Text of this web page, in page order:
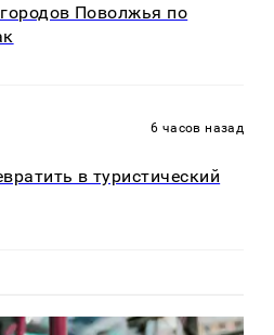
Поволжья по
6 часов назад
в туристический